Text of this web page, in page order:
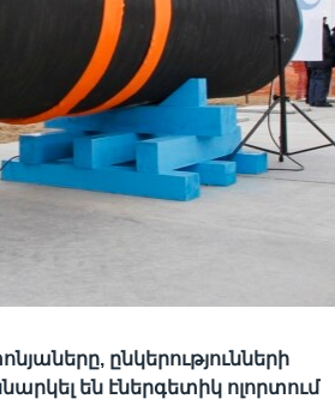
ընկերությունների
են էներգետիկ ոլորտում